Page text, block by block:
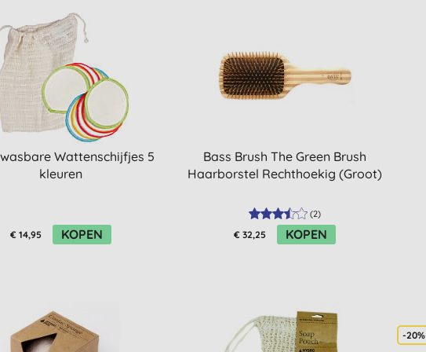
Wattenschijfjes 5
kleuren
€ 14,95 KOPEN
Bass Brush The Green Brush
Haarborstel Rechthoekig (Groot)
(2)
€ 32,25 KOPEN
-20%